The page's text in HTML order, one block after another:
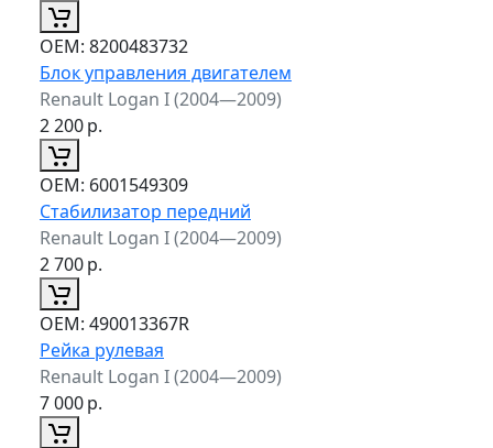
ОЕМ: 8200483732
Блок управления двигателем
Renault Logan I (2004—2009)
2 200р.
ОЕМ: 6001549309
Стабилизатор передний
Renault Logan I (2004—2009)
2 700р.
ОЕМ: 490013367R
Рейка рулевая
Renault Logan I (2004—2009)
7 000р.